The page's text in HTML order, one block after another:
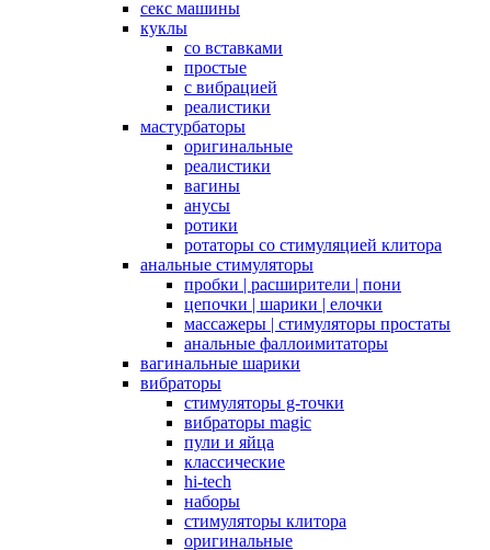
секс машины
куклы
со вставками
простые
с вибрацией
реалистики
мастурбаторы
оригинальные
реалистики
вагины
анусы
ротики
ротаторы со стимуляцией клитора
анальные стимуляторы
пробки | расширители | пони
цепочки | шарики | елочки
массажеры | стимуляторы простаты
анальные фаллоимитаторы
вагинальные шарики
вибраторы
стимуляторы g-точки
вибраторы magic
пули и яйца
классические
hi-tech
наборы
стимуляторы клитора
оригинальные